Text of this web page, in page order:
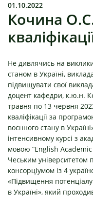
01.10.2022
Кочина
Не дивлячись на
станом в Україні,
підвищувати свої
доцент кафедри, к.ю.н.
травня по 13 червня
кваліфікації за
воєнного стану в
інтенсивному курсі з
мовою “English
Чеським університетом
консорціумом із 4
«Підвищення потенціалу
в Україні», який